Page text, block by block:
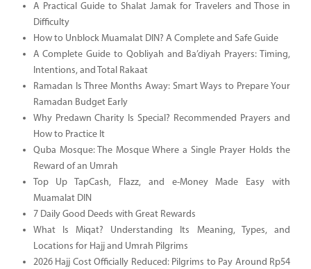
A Practical Guide to Shalat Jamak for Travelers and Those in
Difficulty
How to Unblock Muamalat DIN? A Complete and Safe Guide
A Complete Guide to Qobliyah and Ba’diyah Prayers: Timing,
Intentions, and Total Rakaat
Ramadan Is Three Months Away: Smart Ways to Prepare Your
Ramadan Budget Early
Why Predawn Charity Is Special? Recommended Prayers and
How to Practice It
Quba Mosque: The Mosque Where a Single Prayer Holds the
Reward of an Umrah
Top Up TapCash, Flazz, and e-Money Made Easy with
Muamalat DIN
7 Daily Good Deeds with Great Rewards
What Is Miqat? Understanding Its Meaning, Types, and
Locations for Hajj and Umrah Pilgrims
2026 Hajj Cost Officially Reduced: Pilgrims to Pay Around Rp54